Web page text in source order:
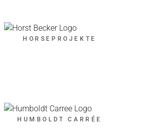
HORSEPROJEKTE
HUMBOLDT CARRÉE